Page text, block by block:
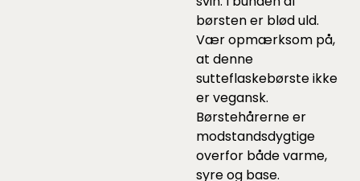
børsten er blød uld.
Vær opmærksom på,
at denne
sutteflaskebørste ikke
er vegansk.
Børstehårerne er
modstandsdygtige
overfor både varme,
syre og base.